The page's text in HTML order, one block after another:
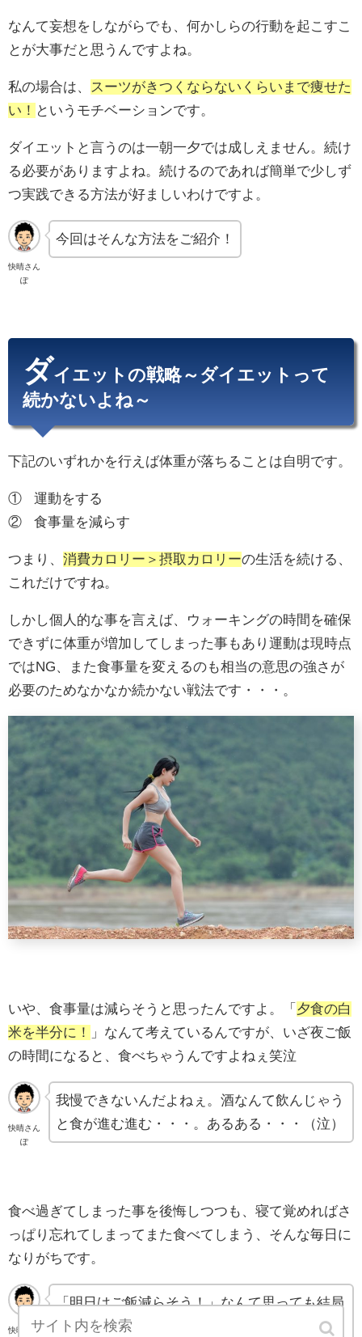
なんて妄想をしながらでも、何かしらの行動を起こすこ
とが大事だと思うんですよね。
私の場合は、
スーツがきつくならないくらいまで痩せた
い！ というモチベーションです。
ダイエットと言うのは一朝一夕では成しえません。続け
る必要がありますよね。続けるのであれば簡単で少しず
つ実践できる方法が好ましいわけですよ。
快晴さん
ぽ
今回はそんな方法をご紹介！
ダイエットの戦略～ダイエットって
続かないよね～
下記のいずれかを行えば体重が落ちることは自明です。
① 運動をする
② 食事量を減らす
つまり、 消費カロリー＞摂取カロリーの生活を続ける、
これだけですね。
しかし個人的な事を言えば、ウォーキングの時間を確保
できずに体重が増加してしまった事もあり運動は現時点
ではNG、また食事量を変えるのも相当の意思の強さが
必要のためなかなか続かない戦法です・・・。
いや、食事量は減らそうと思ったんですよ。「 夕食の白
米を半分に！
」なんて考えているんですが、いざ夜ご飯
の時間になると、食べちゃうんですよねぇ笑泣
快晴さん
ぽ
我慢できないんだよねぇ。酒なんて飲んじゃう
と食が進む進む・・・。あるある・・・（泣）
食べ過ぎてしまった事を後悔しつつも、寝て覚めればさ
っぱり忘れてしまってまた食べてしまう、そんな毎日に
なりがちです。
快晴さん
「明日はご飯減らそう！」なんて思っても結局
減らせない毎日の繰り返し・・・